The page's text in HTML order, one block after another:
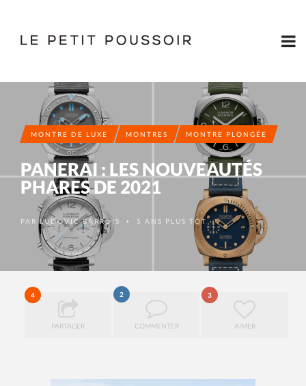
MONTRE DE LUXE MONTRES MONTRE PLONGÉE
PANERAI : LES NOUVEAUTÉS
PHARES DE 2021
PARLUDOVIC BARROIS • 5 ANS PLUS TÔT
4
PARTAGER
2
COMMENTER
3
AIMER